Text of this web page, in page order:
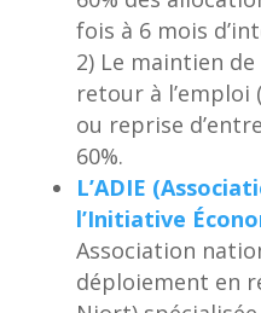
fois à 6 mois
2) Le maintien de
retour à l’emploi
ou reprise
60%.
L’ADIE
l’Initiative
Association
déploiement en